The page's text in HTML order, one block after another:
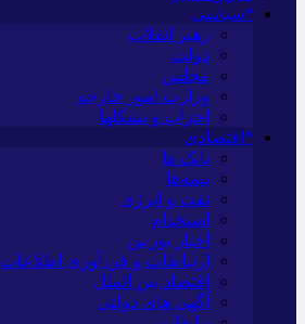
*سیاسی
رهبر انقلاب
دولت
مجلس
وزارت امور خارجه
احزاب و تشکلها
*اقتصادی
بانک ها
بیمه‌ها
نفت و انرژی
استخدام
اخبار بورس
ارتباطات و فن آوری اطلاعات
اقتصاد بین الملل
آگهی های دولتی